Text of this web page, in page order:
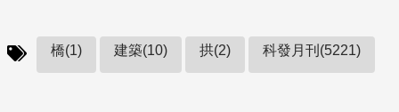
橋(1) 建築(10) 拱(2) 科發月刊(5221)